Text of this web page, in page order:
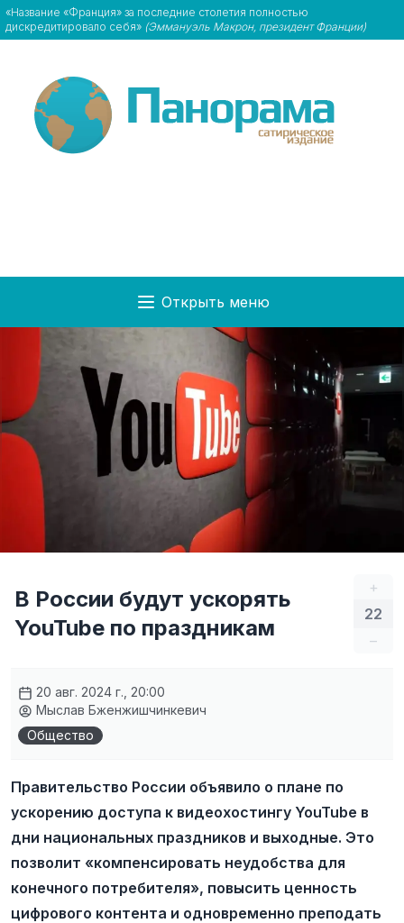
«Название «Франция» за последние столетия полностью
дискредитировало себя» (Эммануэль Макрон, президент Франции)
Открыть меню
+
22
–
В России будут ускорять
YouTube по праздникам
20 авг. 2024 г., 20:00
Мыслав Бженжишчинкевич
Общество
Правительство России объявило о плане по
ускорению доступа к видеохостингу YouTube в
дни национальных праздников и выходные. Это
позволит «компенсировать неудобства для
конечного потребителя», повысить ценность
цифрового контента и одновременно преподать